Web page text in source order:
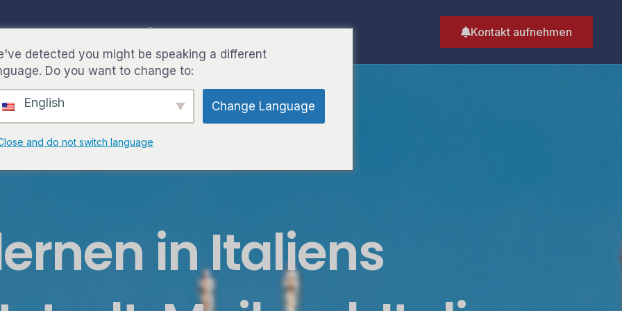
REISEZIELE ÜBER UNS KONTAKT FAQ Kontakt aufnehmen
in Italiens
detected you might be speaking a different
Do you want to change to:
English Change Language
and do not switch language